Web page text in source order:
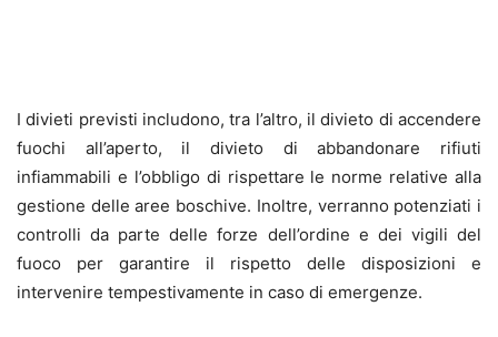
I divieti previsti includono, tra l’altro, il divieto di accendere
fuochi all’aperto, il divieto di abbandonare rifiuti
infiammabili e l’obbligo di rispettare le norme relative alla
gestione delle aree boschive. Inoltre, verranno potenziati i
controlli da parte delle forze dell’ordine e dei vigili del
fuoco per garantire il rispetto delle disposizioni e
intervenire tempestivamente in caso di emergenze.